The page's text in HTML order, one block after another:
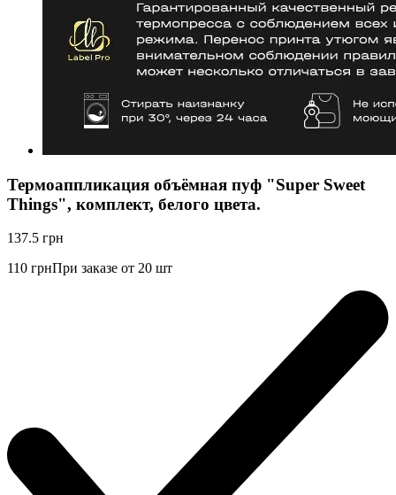
Термоаппликация объёмная пуф "Super Sweet
Things", комплект, белого цвета.
137.5 грн
110 грнПри заказе от 20 шт